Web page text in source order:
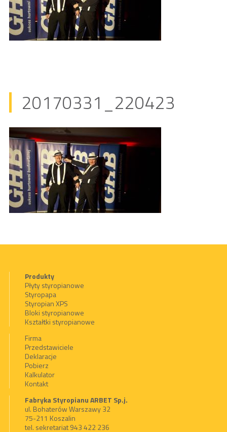
20170331_220423
Produkty
Płyty styropianowe
Styropapa
Styropian XPS
Bloki styropianowe
Kształtki styropianowe
Firma
Przedstawiciele
Deklaracje
Pobierz
Kalkulator
Kontakt
Fabryka Styropianu ARBET Sp.j.
ul. Bohaterów Warszawy 32
75-211 Koszalin
tel. sekretariat 943 422 236